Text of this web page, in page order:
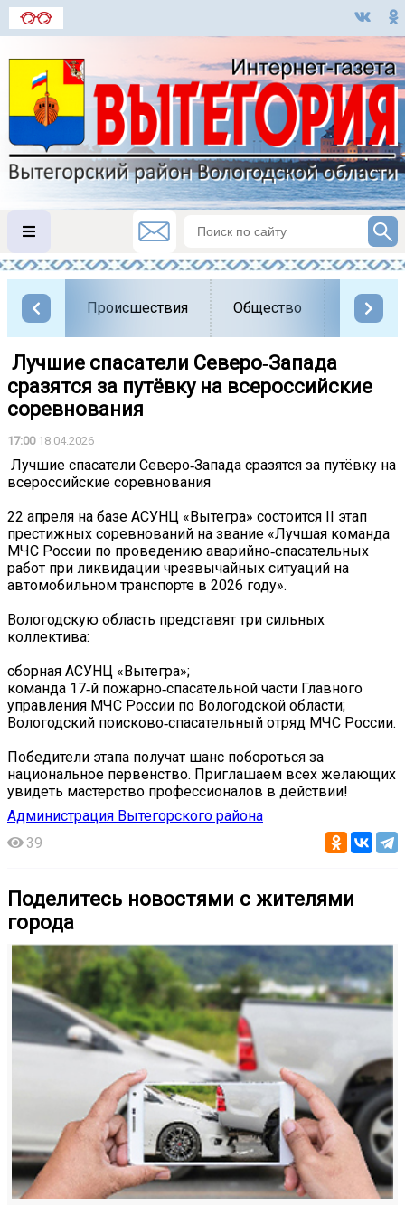
Происшествия Общество Власть
️ Лучшие спасатели Северо‑Запада
сразятся за путёвку на всероссийские
соревнования
17:0018.04.2026
️ Лучшие спасатели Северо‑Запада сразятся за путёвку на
всероссийские соревнования
22 апреля на базе АСУНЦ «Вытегра» состоится II этап
престижных соревнований на звание «Лучшая команда
МЧС России по проведению аварийно‑спасательных
работ при ликвидации чрезвычайных ситуаций на
автомобильном транспорте в 2026 году».
Вологодскую область представят три сильных
коллектива:
сборная АСУНЦ «Вытегра»;
команда 17‑й пожарно‑спасательной части Главного
управления МЧС России по Вологодской области;
Вологодский поисково‑спасательный отряд МЧС России.
Победители этапа получат шанс побороться за
национальное первенство. Приглашаем всех желающих
увидеть мастерство профессионалов в действии!
Администрация Вытегорского района
39
Поделитесь новостями с жителями
города